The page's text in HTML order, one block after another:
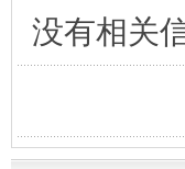
没有相关